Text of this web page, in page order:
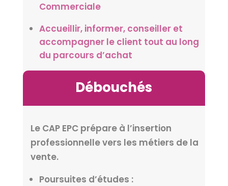
Commerciale
Accueillir, informer, conseiller et
accompagner le client tout au long
du parcours d’achat
Débouchés
Le CAP EPC prépare à l’insertion
professionnelle vers les métiers de la
vente.
Poursuites d’études :